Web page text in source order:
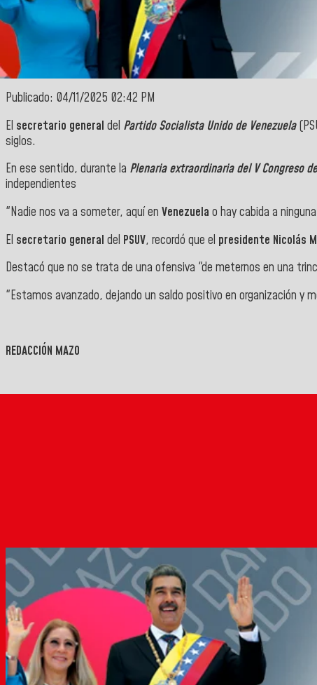
Publicado: 04/11/2025 02:42 PM
El secretario general del Partido Socialista Unido de Venezuela
siglos.
En ese sentido, durante la Plenaria extraordinaria del V Congreso
independientes
"Nadie nos va a someter, aquí en Venezuela o hay cabida a
El secretario general del PSUV, recordó que el presidente Nicolás
Destacó que no se trata de una ofensiva "de meternos en una
"Estamos avanzado, dejando un saldo positivo en organización y
REDACCIÓN MAZO